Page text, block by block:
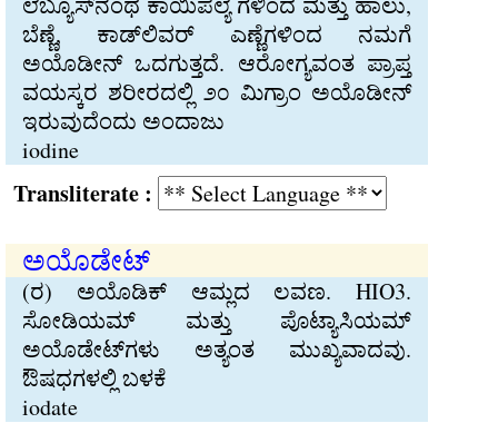
ಬೆಣ್ಣೆ, ಕಾಡ್‌ಲಿವರ್ ಎಣ್ಣೆಗಳಿಂದ ನಮಗೆ
ಅಯೊಡೀನ್ ಒದಗುತ್ತದೆ. ಆರೋಗ್ಯವಂತ ಪ್ರಾಪ್ತ
ವಯಸ್ಕರ ಶರೀರದಲ್ಲಿ ೨೦ ಮಿಗ್ರಾಂ ಅಯೊಡೀನ್
ಇರುವುದೆಂದು ಅಂದಾಜು
iodine
:
ಅಯೊಡೇಟ್
(ರ) ಅಯೊಡಿಕ್ ಆಮ್ಲದ ಲವಣ. HIO3.
ಸೋಡಿಯಮ್ ಮತ್ತು ಪೊಟ್ಯಾಸಿಯಮ್
ಅಯೊಡೇಟ್‌ಗಳು ಅತ್ಯಂತ ಮುಖ್ಯವಾದವು.
ಔಷಧಗಳಲ್ಲಿ ಬಳಕೆ
iodate